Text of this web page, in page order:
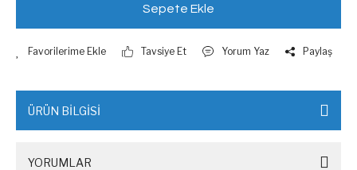
Sepete Ekle
Tavsiye Et Yorum Yaz Paylaş
ÜRÜN BİLGİSİ
YORUMLAR